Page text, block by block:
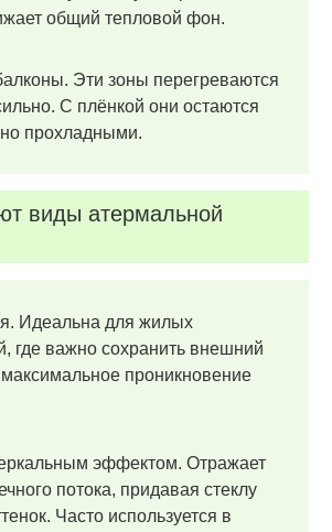
общий тепловой фон.
Эти зоны перегреваются
С плёнкой они остаются
прохладными.
виды атермальной
Идеальна для жилых
где важно сохранить внешний
проникновение
эффектом. Отражает
потока, придавая стеклу
Часто используется в